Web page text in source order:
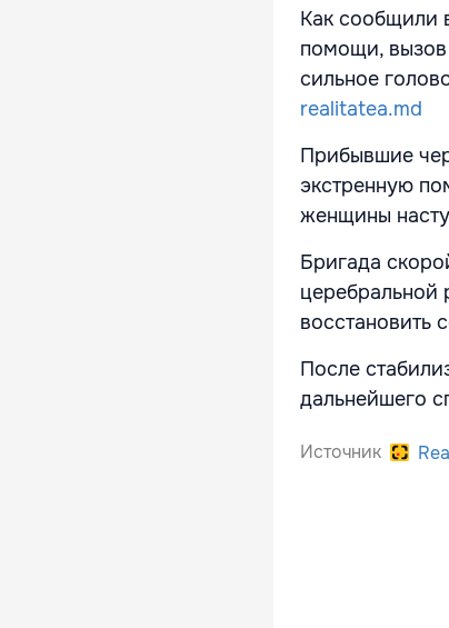
Как сообщили
помощи, вызов
сильное
realitatea.md
Прибывшие
экстренную
женщины
Бригада
церебральной
восстановить
После
дальнейшего
Источник